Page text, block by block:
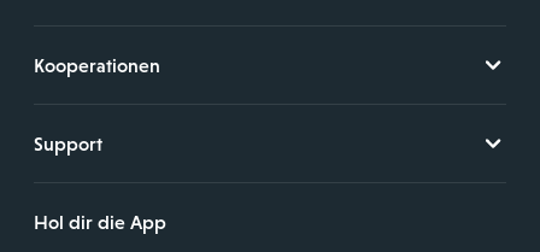
Kooperationen
Support
Hol dir die App